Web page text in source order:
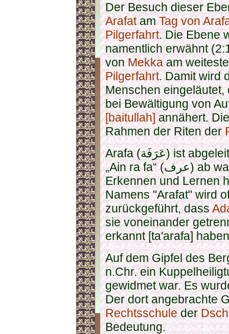
Der Besuch dieser
ArafatamTag von
Pilgerfahrt. Die Ebene
namentlich erwähnt
vonMekkaam
Pilgerfahrt. Damit wird
Menschen
bei Bewältigung von
[baitullah]annähert.
Rahmen der Riten der
Arafa (عَرَفَة) ist abgeleitet von arabischen Wortwurzel
„Ain ra fa“ (عرف) ab was auf Wissen, Verstehen,
Erkennen und Lernen
Namens "Arafat" wird
zurückgeführt, dass
sie voneinander
erkannt [ta'arafa]
Auf dem Gipfel des
n.Chr. ein
gewidmet war. Es
Der dort angebrachte
Rechtsschuleder
Bedeutung.